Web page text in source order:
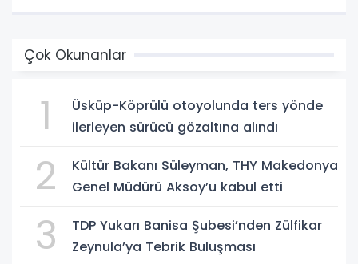
Çok Okunanlar
1
Üsküp-Köprülü otoyolunda ters yönde
ilerleyen sürücü gözaltına alındı
2
Kültür Bakanı Süleyman, THY Makedonya
Genel Müdürü Aksoy’u kabul etti
3
TDP Yukarı Banisa Şubesi’nden Zülfikar
Zeynula’ya Tebrik Buluşması